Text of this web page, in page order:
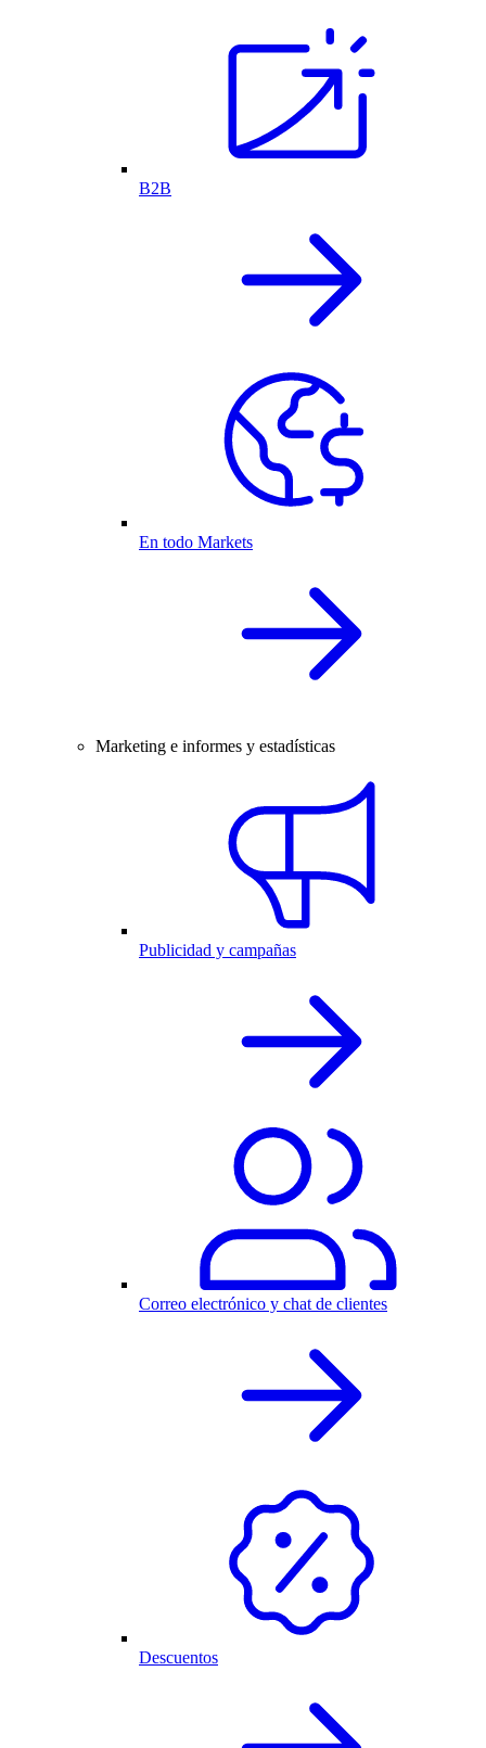
B2B
En todo Markets
Marketing e informes y estadísticas
Publicidad y campañas
Correo electrónico y chat de clientes
Descuentos